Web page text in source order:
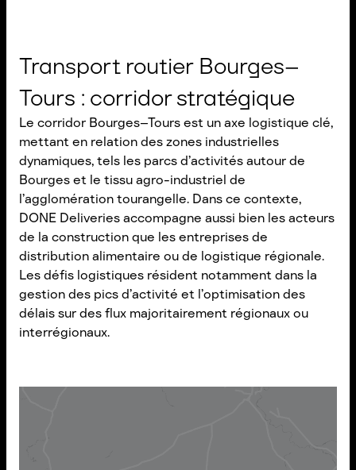
Transport routier Bourges–
Tours : corridor stratégique
Le corridor Bourges–Tours est un axe logistique clé,
mettant en relation des zones industrielles
dynamiques, tels les parcs d’activités autour de
Bourges et le tissu agro-industriel de
l’agglomération tourangelle. Dans ce contexte,
DONE Deliveries accompagne aussi bien les acteurs
de la construction que les entreprises de
distribution alimentaire ou de logistique régionale.
Les défis logistiques résident notamment dans la
gestion des pics d’activité et l’optimisation des
délais sur des flux majoritairement régionaux ou
interrégionaux.